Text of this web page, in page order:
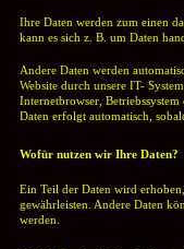
Ihre Daten werden zum einen
kann es sich z. B. um Daten
Andere Daten werden
Website durch unsere IT-
Internetbrowser,
Daten erfolgt automatisch,
Wofür nutzen wir Ihre Daten?
Ein Teil der Daten wird
gewährleisten. Andere Daten
werden.